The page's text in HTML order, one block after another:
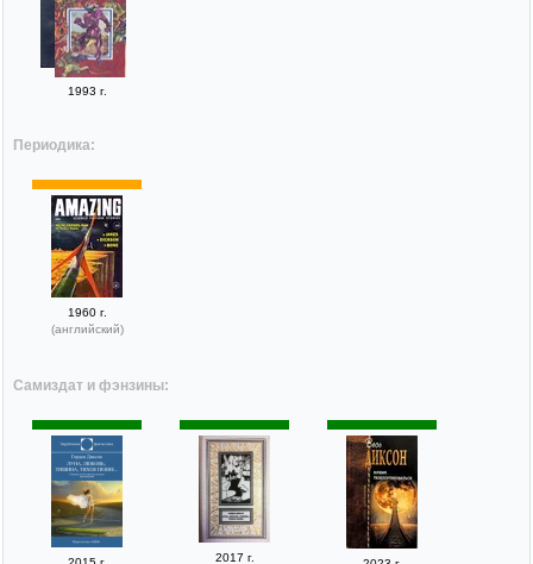
1993 г.
Периодика:
1960 г.
(английский)
Самиздат и фэнзины:
2017 г.